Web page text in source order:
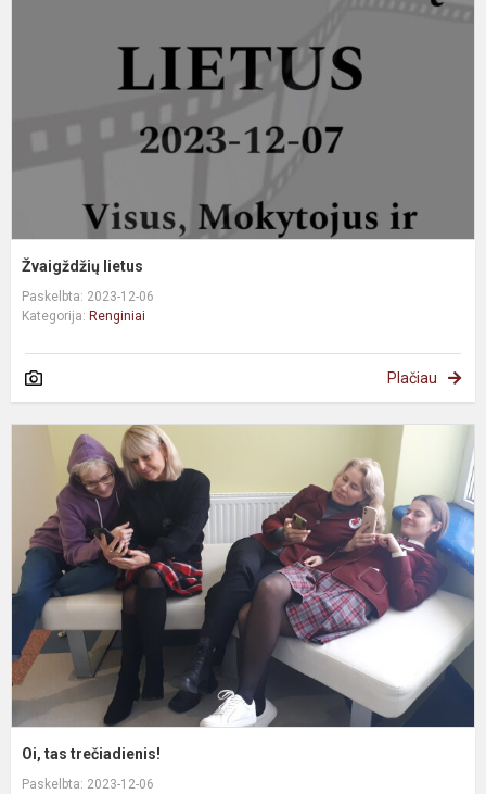
Žvaigždžių lietus
Paskelbta: 2023-12-06
Kategorija: Renginiai
Plačiau
Oi, tas trečiadienis!
Paskelbta: 2023-12-06